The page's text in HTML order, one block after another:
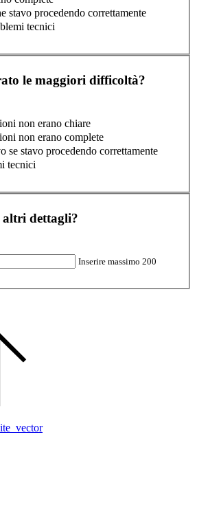
stavo procedendo correttamente
tecnici
le maggiori difficoltà?
non erano chiare
non erano complete
se stavo procedendo correttamente
tecnici
altri dettagli?
Inserire massimo 200